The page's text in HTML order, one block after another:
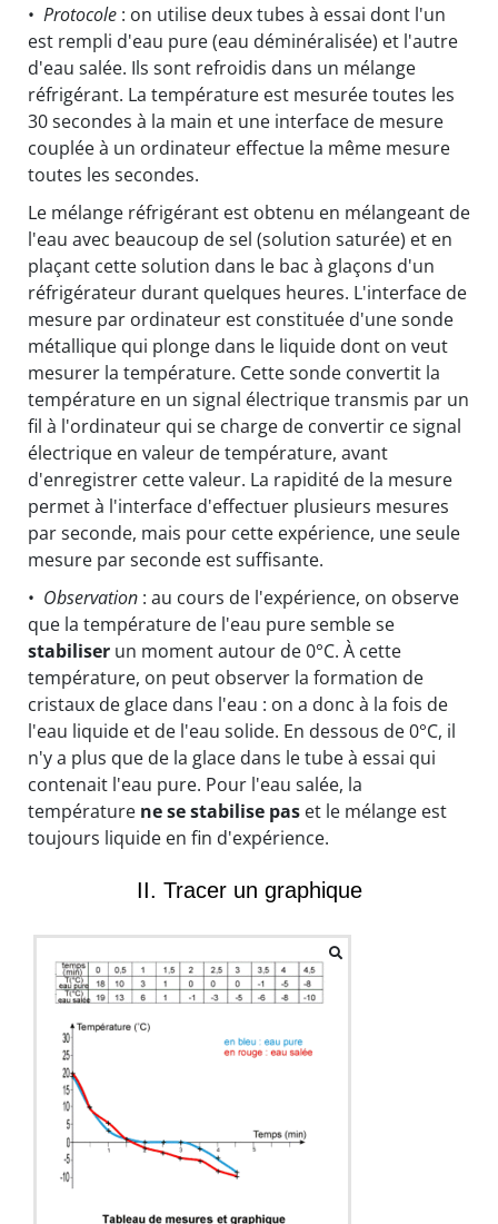
• Protocole : on utilise deux tubes à essai dont l'un
est rempli d'eau pure (eau déminéralisée) et l'autre
d'eau salée. Ils sont refroidis dans un mélange
réfrigérant. La température est mesurée toutes les
30 secondes à la main et une interface de mesure
couplée à un ordinateur effectue la même mesure
toutes les secondes.
Le mélange réfrigérant est obtenu en mélangeant de
l'eau avec beaucoup de sel (solution saturée) et en
plaçant cette solution dans le bac à glaçons d'un
réfrigérateur durant quelques heures. L'interface de
mesure par ordinateur est constituée d'une sonde
métallique qui plonge dans le liquide dont on veut
mesurer la température. Cette sonde convertit la
température en un signal électrique transmis par un
fil à l'ordinateur qui se charge de convertir ce signal
électrique en valeur de température, avant
d'enregistrer cette valeur. La rapidité de la mesure
permet à l'interface d'effectuer plusieurs mesures
par seconde, mais pour cette expérience, une seule
mesure par seconde est suffisante.
• Observation : au cours de l'expérience, on observe
que la température de l'eau pure semble se
stabiliser un moment autour de 0°C. À cette
température, on peut observer la formation de
cristaux de glace dans l'eau : on a donc à la fois de
l'eau liquide et de l'eau solide. En dessous de 0°C, il
n'y a plus que de la glace dans le tube à essai qui
contenait l'eau pure. Pour l'eau salée, la
température ne se stabilise pas et le mélange est
toujours liquide en fin d'expérience.
II. Tracer un graphique